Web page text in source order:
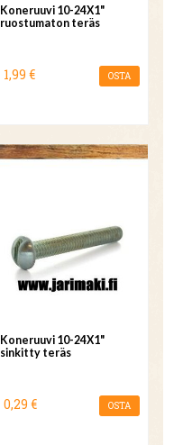
Koneruuvi 10-24X1"
ruostumaton teräs
1,99 € OSTA
Koneruuvi 10-24X1"
sinkitty teräs
0,29 € OSTA